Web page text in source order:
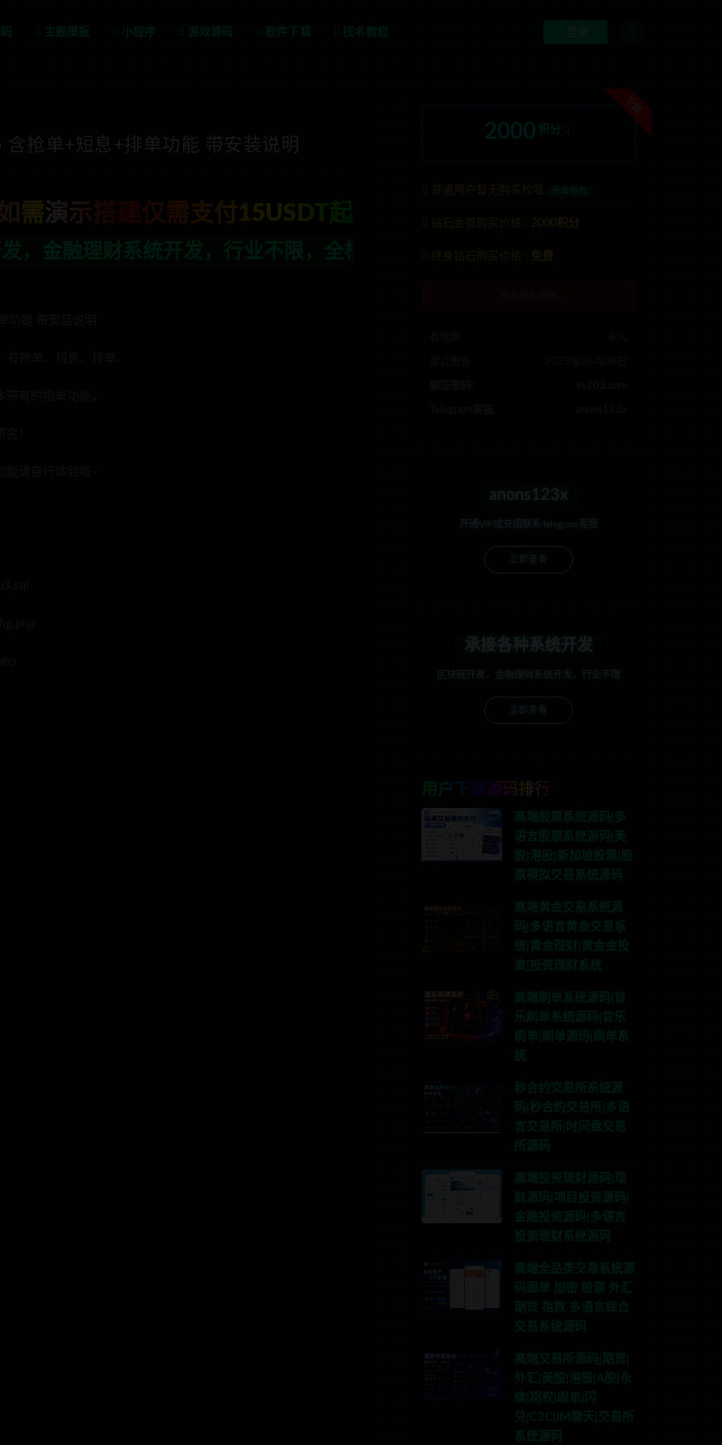
主题模板 小程序 游戏源码 软件下载 技术教程 登录
抢单+短息+排单功能 带安装说明
需演示搭建仅需支付15USDT起
发，行业不限，全栈技术开发，定制，二开联系TG:anons123x
下载
2000 积分
普通用户暂无购买权限
钻石会员购买价格 : 2000积分
终身钻石购买价格 : 免费
anons123x
开通VIP或充值联系Telegram客服
立即查看
承接各种系统开发
区块链开发，金融理财系统开发，行业不限
立即查看
用户下载源码排行
高端股票系统源码|多
语言股票系统源码|美
股|港股|新加坡股票|股
票模拟交易系统源码
高端黄金交易系统源
码|多语言黄金交易系
统|黄金理财|黄金金投
资|投资理财系统
高端刷单系统源码|音
乐刷单系统源码|音乐
刷单|刷单源码|刷单系
统
秒合约交易所系统源
码|秒合约交易所|多语
言交易所|时间盘交易
所源码
高端投资理财源码|理
财源码|项目投资源码|
金融投资源码|多语言
投资理财系统源码
高端全品类交易系统源
码跟单 加密 股票 外汇
期货 指数 多语言综合
交易系统源码
高端交易所源码|期货|
外汇|美股|港股|A股|永
续|期权|跟单|闪
兑|C2C|IM聊天|交易所
系统源码